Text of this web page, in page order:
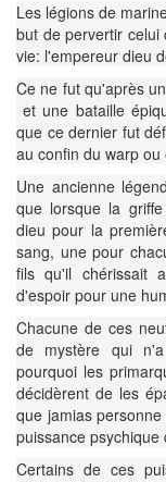
Les légions de
but de pervertir
vie: l'empereur dieu
Ce ne fut qu'après
et une bataille
que ce dernier fut
au confin du warp
Une ancienne
que lorsque la
dieu pour la
sang, une pour
fils qu'il chérissait
d'espoir pour une
Chacune de ces
de mystère qui
pourquoi les
décidèrent de les
que jamias
puissance
Certains de ces